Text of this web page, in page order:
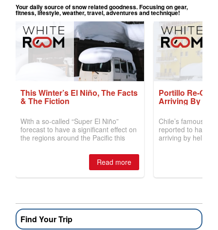
Find Your Trip